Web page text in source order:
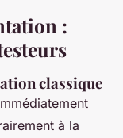
:
classique
à la